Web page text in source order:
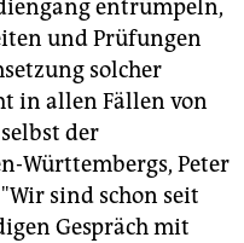
entrümpeln,
und Prüfungen
solcher
in allen Fällen von
der
Württembergs, Peter
sind schon seit
Gespräch mit